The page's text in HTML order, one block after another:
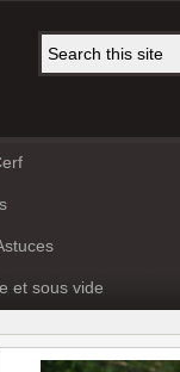
et sous vide